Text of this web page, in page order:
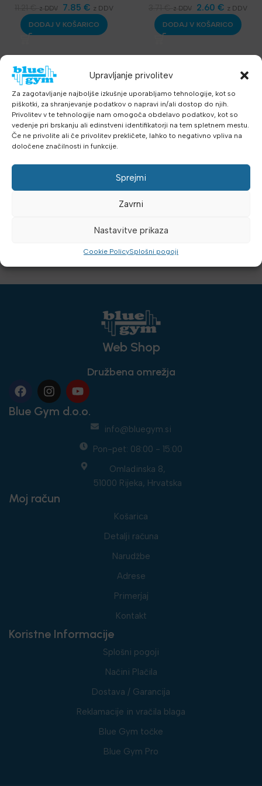
Upravljanje privolitev
Za zagotavljanje najboljše izkušnje uporabljamo tehnologije, kot so
piškotki, za shranjevanje podatkov o napravi in/ali dostop do njih.
Privolitev v te tehnologije nam omogoča obdelavo podatkov, kot so
vedenje pri brskanju ali edinstveni identifikatorji na tem spletnem mestu.
Če ne privolite ali če privolitev prekličete, lahko to negativno vpliva na
določene značilnosti in funkcije.
Sprejmi
Zavrni
Nastavitve prikaza
Cookie PolicySplošni pogoji
Sandbags, Ravnotežje -
balans, Aerobika in Joga
Dodatna oprema
z DDV 7.85 € z DDV
DODAJ V KOŠARICO
Sandbags, Ravnotežje -
balans, Aerobika in Joga
Dodatna oprema
z DDV 2.60 € z DDV
DODAJ V KOŠARICO
RAZPRODANO
PEANUT GYM BALL 80×45
cm
Najnovejša oprema
Web Shop
Družbena omrežja
Blue Gym d.o.o.
info@bluegym.si
Pon-pet: 08:00 - 15:00
Omladinska 8,
51000 Rijeka, Hrvatska
Moj račun
Košarica
Detalji računa
Narudžbe
Adrese
Primerjaj
Kontakt
Koristne Informacije
Splošni pogoji
Načini Plačila
Dostava / Garancija
Reklamacije in vračila blaga
Blue Gym točke
Blue Gym Pro